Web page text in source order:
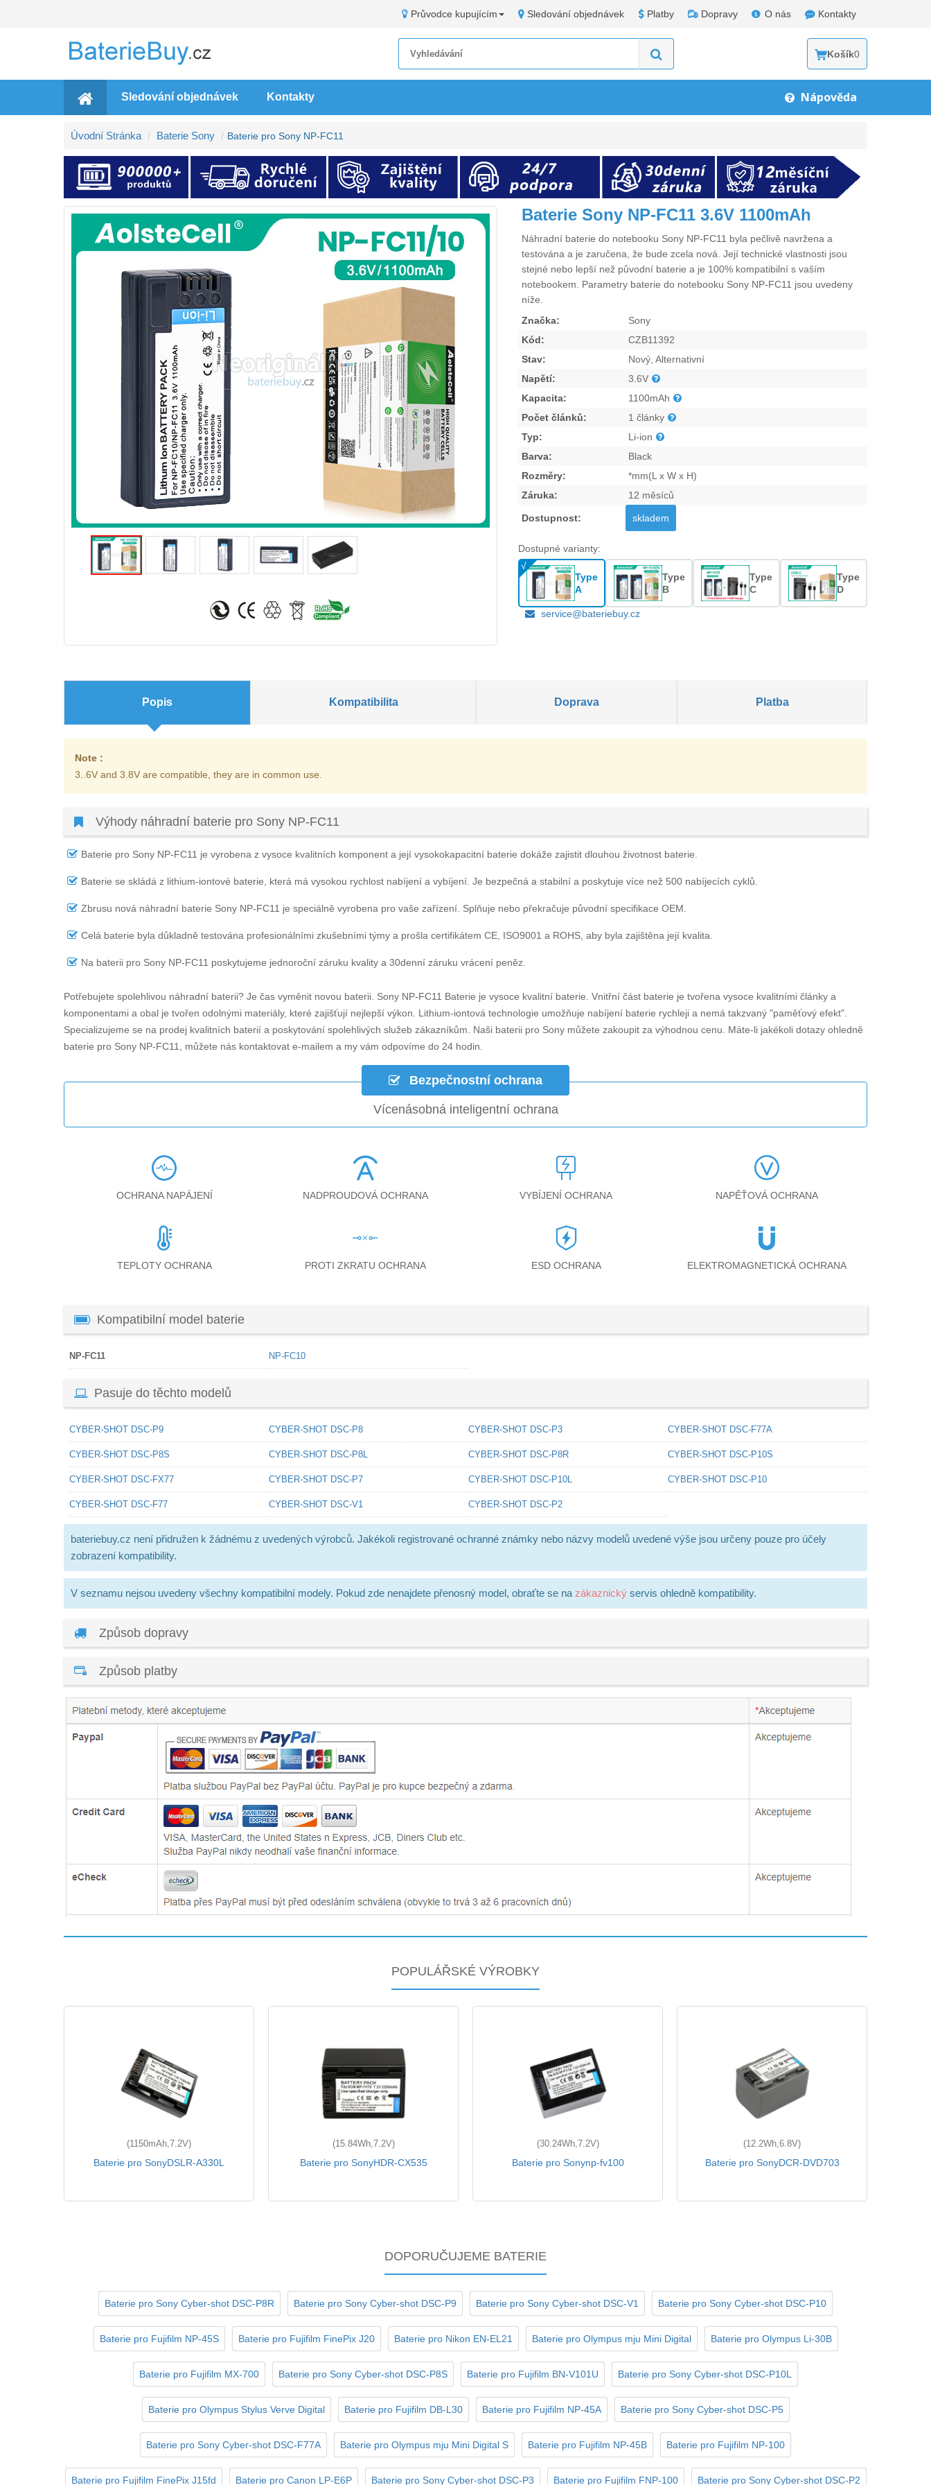
Průvodce kupujícím Sledování objednávek Platby Dopravy O nás Kontakty
Košík0
Sledování objednávek Kontakty Nápověda
Úvodní Stránka Baterie Sony Baterie pro Sony NP-FC11
Baterie Sony NP-FC11 3.6V 1100mAh
Náhradní baterie do notebooku Sony NP-FC11 byla pečlivě navržena a
testována a je zaručena, že bude zcela nová. Její technické vlastnosti jsou
stejné nebo lepší než původní baterie a je 100% kompatibilní s vaším
notebookem. Parametry baterie do notebooku Sony NP-FC11 jsou uvedeny
níže.
Značka:
Sony
Kód:
CZB11392
Stav:
Nový, Alternativní
Napětí:
3.6V
Kapacita:
1100mAh
Počet článků:
1 články
Typ:
Li-ion
Barva:
Black
Rozměry:
*mm(L x W x H)
Záruka:
12 měsíců
Dostupnost: skladem
Dostupné varianty:
Type
A
Type
B
Type
C
Type
D
service@bateriebuy.cz
Popis Kompatibilita Doprava Platba
Note :
3..6V and 3.8V are compatible, they are in common use.
Výhody náhradní baterie pro Sony NP-FC11
Baterie pro Sony NP-FC11 je vyrobena z vysoce kvalitních komponent a její vysokokapacitní baterie dokáže zajistit dlouhou životnost baterie.
Baterie se skládá z lithium-iontové baterie, která má vysokou rychlost nabíjení a vybíjení. Je bezpečná a stabilní a poskytuje více než 500 nabíjecích cyklů.
Zbrusu nová náhradní baterie Sony NP-FC11 je speciálně vyrobena pro vaše zařízení. Splňuje nebo překračuje původní specifikace OEM.
Celá baterie byla důkladně testována profesionálními zkušebními týmy a prošla certifikátem CE, ISO9001 a ROHS, aby byla zajištěna její kvalita.
Na baterii pro Sony NP-FC11 poskytujeme jednoroční záruku kvality a 30denní záruku vrácení peněz.
Potřebujete spolehlivou náhradní baterii? Je čas vyměnit novou baterii. Sony NP-FC11 Baterie je vysoce kvalitní baterie. Vnitřní část baterie je tvořena vysoce kvalitními články a
komponentami a obal je tvořen odolnými materiály, které zajišťují nejlepší výkon. Lithium-iontová technologie umožňuje nabíjení baterie rychleji a nemá takzvaný "paměťový efekt".
Specializujeme se na prodej kvalitních baterií a poskytování spolehlivých služeb zákazníkům. Naši baterii pro Sony můžete zakoupit za výhodnou cenu. Máte-li jakékoli dotazy ohledně
baterie pro Sony NP-FC11
, můžete nás kontaktovat e-mailem a my vám odpovíme do 24 hodin.
Bezpečnostní ochrana
Vícenásobná inteligentní ochrana
OCHRANA NAPÁJENÍ NADPROUDOVÁ OCHRANA VYBÍJENÍ OCHRANA NAPĚŤOVÁ OCHRANA
TEPLOTY OCHRANA PROTI ZKRATU OCHRANA ESD OCHRANA ELEKTROMAGNETICKÁ OCHRANA
Kompatibilní model baterie
NP-FC11 NP-FC10
Pasuje do těchto modelů
CYBER-SHOT DSC-P9 CYBER-SHOT DSC-P8 CYBER-SHOT DSC-P3 CYBER-SHOT DSC-F77A
CYBER-SHOT DSC-P8S CYBER-SHOT DSC-P8L CYBER-SHOT DSC-P8R CYBER-SHOT DSC-P10S
CYBER-SHOT DSC-FX77 CYBER-SHOT DSC-P7 CYBER-SHOT DSC-P10L CYBER-SHOT DSC-P10
CYBER-SHOT DSC-F77 CYBER-SHOT DSC-V1 CYBER-SHOT DSC-P2
bateriebuy.cz není přidružen k žádnému z uvedených výrobců. Jakékoli registrované ochranné známky nebo názvy modelů uvedené výše jsou určeny pouze pro účely
zobrazení kompatibility.
V seznamu nejsou uvedeny všechny kompatibilní modely. Pokud zde nenajdete přenosný model, obraťte se na zákaznický servis ohledně kompatibility.
Způsob dopravy
Způsob platby
POPULÁŘSKÉ VÝROBKY
(1150mAh,7.2V)
Baterie pro SonyDSLR-A330L
(15.84Wh,7.2V)
Baterie pro SonyHDR-CX535
(30.24Wh,7.2V)
Baterie pro Sonynp-fv100
(12.2Wh,6.8V)
Baterie pro SonyDCR-DVD703
DOPORUČUJEME BATERIE
Baterie pro Sony Cyber-shot DSC-P8R Baterie pro Sony Cyber-shot DSC-P9 Baterie pro Sony Cyber-shot DSC-V1 Baterie pro Sony Cyber-shot DSC-P10
Baterie pro Fujifilm NP-45S Baterie pro Fujifilm FinePix J20 Baterie pro Nikon EN-EL21 Baterie pro Olympus mju Mini Digital Baterie pro Olympus Li-30B
Baterie pro Fujifilm MX-700 Baterie pro Sony Cyber-shot DSC-P8S Baterie pro Fujifilm BN-V101U Baterie pro Sony Cyber-shot DSC-P10L
Baterie pro Olympus Stylus Verve Digital Baterie pro Fujifilm DB-L30 Baterie pro Fujifilm NP-45A Baterie pro Sony Cyber-shot DSC-P5
Baterie pro Sony Cyber-shot DSC-F77A Baterie pro Olympus mju Mini Digital S Baterie pro Fujifilm NP-45B Baterie pro Fujifilm NP-100
Baterie pro Fujifilm FinePix J15fd Baterie pro Canon LP-E6P Baterie pro Sony Cyber-shot DSC-P3 Baterie pro Fujifilm FNP-100 Baterie pro Sony Cyber-shot DSC-P2